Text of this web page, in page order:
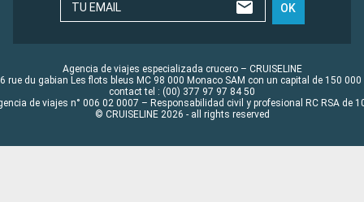
TU EMAIL OK
Agencia de viajes especializada crucero – CRUISELINE
rue du gabian Les flots bleus MC 98 000 Monaco SAM con un capital de 150 000
contact tel : (00) 377 97 97 84 50
de viajes n° 006 02 0007 – Responsabilidad civil y profesional RC RSA de
© CRUISELINE 2026 - all rights reserved